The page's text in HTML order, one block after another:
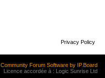
Privacy Policy
Community Forum Software by IP.Board
Licence accordée à : Logic Sunrise Ltd